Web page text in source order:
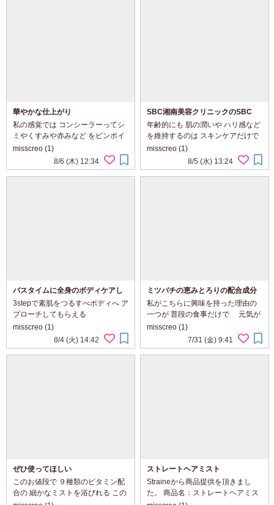
華やかな仕上がり
私の感覚では コンシーラーってシ
ミやくすみや赤みなど をピンポイ
ントで塗ってカバーする 事以外使
ってこなかったのですが コチラは
カバーというか メイクにプラス感
misscreo (1)
8/6 (木) 12:34
SBC湘南美容クリニックのSBC
MEDISPA PDRN
年齢的にも 肌の潤いや ハリ感など
を維持するのは スキンケアだけで
は 老化の症状に太刀打ちできない
ので このようなサプリメントは あ
りがたいですね。 インナーケアも
misscreo (1)
8/5 (水) 13:24
バスタイムに全身のボディケアし
てます。
3stepで素肌をつるすべボディへ ア
プローチしてもらえる
AGARISM(アガリズム) Q+Me スウ
ィートボム タラソスクラブ 180g
をご紹介します。 ・ ・ 薄着になる
misscreo (1)
8/4 (火) 14:42
ミツバチの恵みとろりの配合成分
は豪華です
私がこちらに興味を持った理由の
一つが 普段の食事だけで 元気が
出ないので それを 補えなってサポ
ートしてもらえたらって 思ったの
がきっかけなので 続けてみたいな
misscreo (1)
7/31 (金) 9:41
ぜひ使ってほしい
このお値段で ９種類のビタミン配
合の 細かなミストを浴びれる この
ストレートヘアミスト
Straineから商品提供を頂きまし
た。 商品名：ストレートヘアミス